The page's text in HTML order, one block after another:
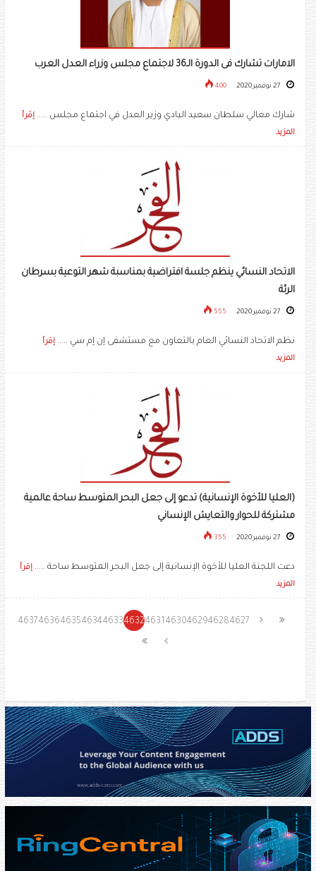
الامارات تشارك فى الدورة الـ36 لاجتماع مجلس وزراء العدل العرب
400
شارك معالي سلطان سعيد البادي وزير العدل في اجتماع مجلس ..... إقرأ
المزيد
الاتحاد النسائي ينظم جلسة افتراضية بمناسبة شهر التوعية بسرطان
الرئة
555
نظم الاتحاد النسائي العام بالتعاون مع مستشفى إن إم سي ..... إقرأ
المزيد
(العليا للأخوة الإنسانية) تدعو إلى جعل البحر المتوسط ساحة عالمية
مشتركة للحوار والتعايش الإنساني
355
دعت اللجنة العليا للأخوة الإنسانية إلى جعل البحر المتوسط ساحة ..... إقرأ
المزيد
4627
4628
4629
4630
4631
4632
4633
4634
4635
4636
4637